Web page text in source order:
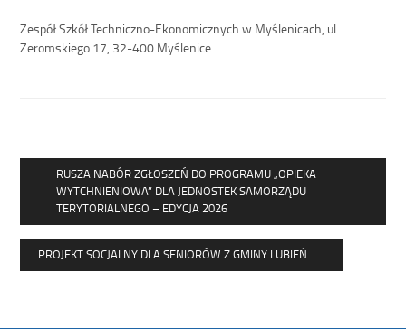
Zespół Szkół Techniczno-Ekonomicznych w Myślenicach, ul.
Żeromskiego 17, 32-400 Myślenice
RUSZA NABÓR ZGŁOSZEŃ DO PROGRAMU „OPIEKA
WYTCHNIENIOWA” DLA JEDNOSTEK SAMORZĄDU
TERYTORIALNEGO – EDYCJA 2026
PROJEKT SOCJALNY DLA SENIORÓW Z GMINY LUBIEŃ